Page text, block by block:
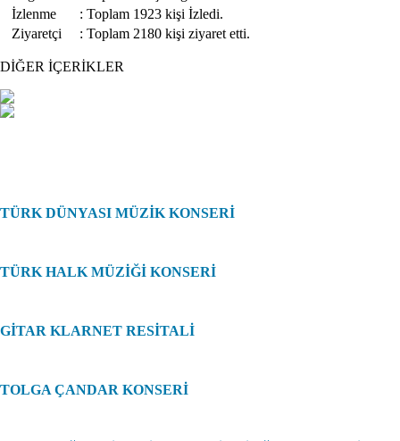
İzlenme
: Toplam 1923 kişi İzledi.
Ziyaretçi
: Toplam 2180 kişi ziyaret etti.
DİĞER İÇERİKLER
TÜRK DÜNYASI MÜZİK KONSERİ
TÜRK HALK MÜZİĞİ KONSERİ
GİTAR KLARNET RESİTALİ
TOLGA ÇANDAR KONSERİ